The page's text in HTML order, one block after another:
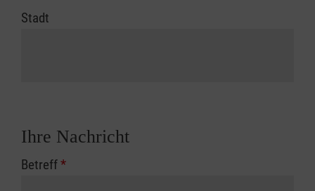
Stadt
Ihre Nachricht
Betreff*